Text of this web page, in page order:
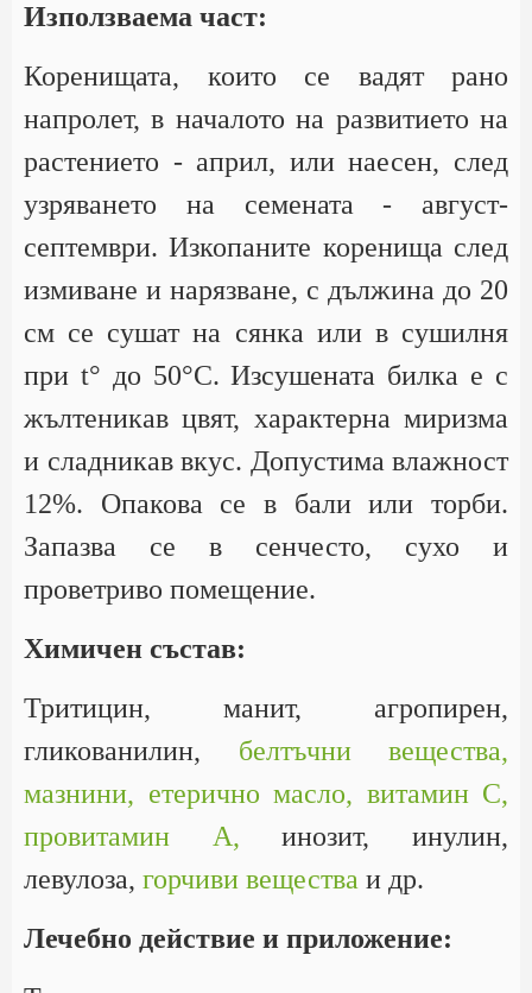
Използваема част:
Коренищата, които се вадят рано
напролет, в началото на развитието на
растението - април, или наесен, след
узряването на семената - август-
септември. Изкопаните коренища след
измиване и нарязване, с дължина до 20
см се сушат на сянка или в сушилня
при t° до 50°С. Изсушената билка е с
жълтеникав цвят, характерна миризма
и сладникав вкус. Допустима влажност
12%. Опакова се в бали или торби.
Запазва се в сенчесто, сухо и
проветриво помещение.
Химичен състав:
Тритицин, манит, агропирен,
гликованилин, белтъчни вещества,
мазнини, етерично масло, витамин С,
провитамин А, инозит, инулин,
левулоза, горчиви вещества и др.
Лечебно действие и приложение: